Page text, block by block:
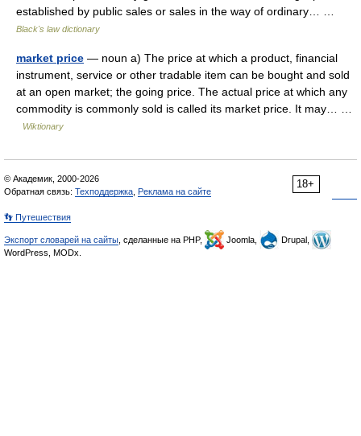
established by public sales or sales in the way of ordinary… …
Black's law dictionary
market price — noun a) The price at which a product, financial
instrument, service or other tradable item can be bought and sold
at an open market; the going price. The actual price at which any
commodity is commonly sold is called its market price. It may… …
Wiktionary
18+
© Академик, 2000-2026
Обратная связь: Техподдержка Реклама на сайте
👣 Путешествия
Экспорт словарей на сайты , сделанные на PHP, Joomla,
Drupal,
WordPress, MODx.